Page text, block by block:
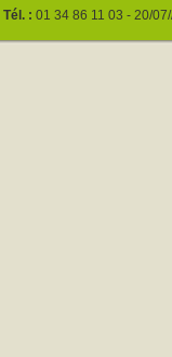
Tél. : 01 34 86 11 03 - 20/